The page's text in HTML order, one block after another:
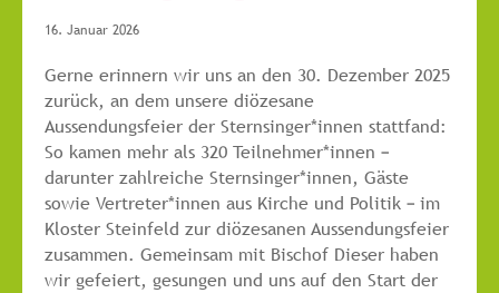
16. Januar 2026
Gerne erinnern wir uns an den 30. Dezember 2025
zurück, an dem unsere diözesane
Aussendungsfeier der Sternsinger*innen stattfand:
So kamen mehr als 320 Teilnehmer*innen –
darunter zahlreiche Sternsinger*innen, Gäste
sowie Vertreter*innen aus Kirche und Politik – im
Kloster Steinfeld zur diözesanen Aussendungsfeier
zusammen. Gemeinsam mit Bischof Dieser haben
wir gefeiert, gesungen und uns auf den Start der